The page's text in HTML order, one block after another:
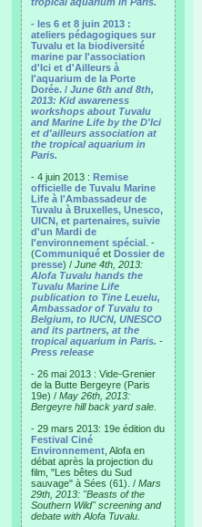
- les 6 et 8 juin 2013 :
ateliers pédagogiques sur
Tuvalu et la biodiversité
marine par l'association
d'Ici et d'Ailleurs à
l'aquarium de la Porte
Dorée. / June 6th and 8th,
2013: Kid awareness
workshops about Tuvalu
and Marine Life by the D'Ici
et d'ailleurs association at
the tropical aquarium in
Paris.
- 4 juin 2013 : Remise
officielle de Tuvalu Marine
Life à l'Ambassadeur de
Tuvalu à Bruxelles, Unesco,
UICN, et partenaires, suivie
d'un Mardi de
l'environnement spécial . -
(Communiqué et Dossier de
presse) / June 4th, 2013:
Alofa Tuvalu hands the
Tuvalu Marine Life
publication to Tine Leuelu,
Ambassador of Tuvalu to
Belgium, to IUCN, UNESCO
and its partners, at the
tropical aquarium in Paris. -
Press release
- 26 mai 2013 : Vide-Grenier
de la Butte Bergeyre (Paris
19e) / May 26th, 2013:
Bergeyre hill back yard sale.
- 29 mars 2013: 19e édition du
Festival Ciné
Environnement , Alofa en
débat après la projection du
film, "Les bêtes du Sud
sauvage" à Sées (61). / Mars
29th, 2013: "Beasts of the
Southern Wild" screening and
debate with Alofa Tuvalu.